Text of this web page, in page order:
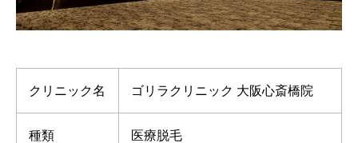
クリニック名 ゴリラクリニック 大阪心斎橋院
種類 医療脱毛